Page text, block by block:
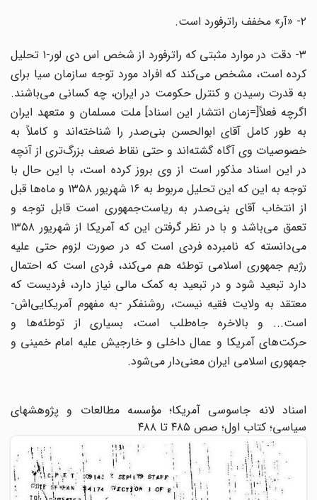
۳- دقت در موارد مثبتی که راترفورد از شخص اس دی لور-۱ تحلیل
کرده است، مشخص می‌کند که افراد مورد توجه سازمان سیا برای
به قدرت رسیدن و کنترل حکومت در ایران، چه کسانی می‌باشند.
اگرچه فعلاً[=زمان انتشار این اسناد] ملت مسلمان و متعهد ایران
به طور کامل آقای ابوالحسن بنی‌صدر را شناخته‌اند و کاملاً به
خصوصیات وی آگاه گشته‌اند و حتی نقاط ضعف بزرگ‌تری از آنچه
در این اسناد مذکور است از وی بروز کرده است، با این حال با
توجه به این که این تحلیل مربوط به ۱۶ شهریور ۱۳۵۸ و ماه‌ها قبل
از انتخاب آقای بنی‌صدر به ریاست‌جمهوری است قابل توجه و
تعمق می‌باشد و با در نظر گرفتن این که آمریکا از شهریور ۱۳۵۸
می‌دانسته که نامبرده فردی است که در صورت لزوم حتی علیه
رژیم جمهوری اسلامی توطئه هم می‌کند، فردی است که احتمال
دارد تبعید شود و در تبعید به کمک مالی نیاز دارد، فردیست که
معتقد به ولایت فقیه نیست، روشنفکر -به مفهوم آمریکایی‌اش-
است... و بالاخره جاه‌طلب است، بسیاری از توطئه‌ها و
حرکت‌های آمریکا و عمال داخلی و خارجیش علیه امام خمینی و
جمهوری اسلامی ایران معنی‌دار می‌شود.
اسناد لانه جاسوسی آمریکا؛ مؤسسه مطالعات و پژوهشهای
سیاسی؛ کتاب اول؛ صص ۴۸۵ تا ۴۸۸